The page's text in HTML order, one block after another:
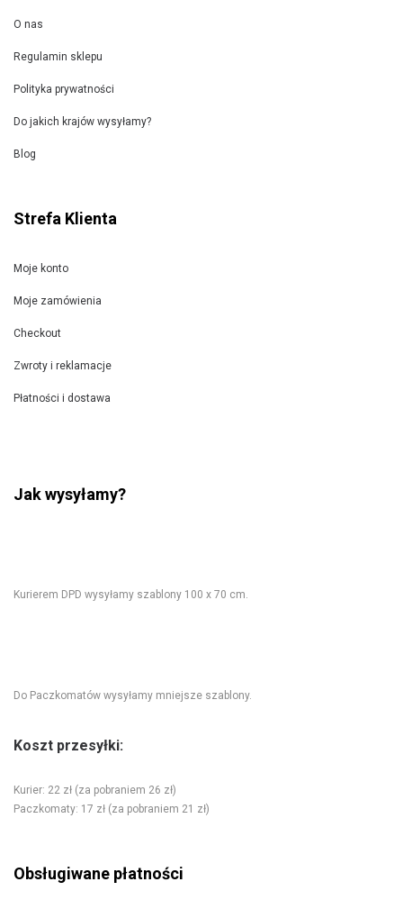
O nas
Regulamin sklepu
Polityka prywatności
Do jakich krajów wysyłamy?
Blog
Strefa Klienta
Moje konto
Moje zamówienia
Checkout
Zwroty i reklamacje
Płatności i dostawa
Jak wysyłamy?
Kurierem DPD wysyłamy szablony 100 x 70 cm.
Do Paczkomatów wysyłamy mniejsze szablony.
Koszt przesyłki:
Kurier: 22 zł (za pobraniem 26 zł)
Paczkomaty: 17 zł (za pobraniem 21 zł)
Obsługiwane płatności